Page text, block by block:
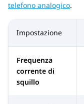
telefono analogico.
Impostazione
Frequenza
corrente di
squillo